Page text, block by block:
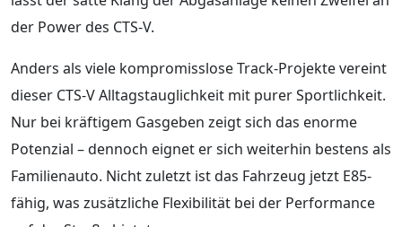
der Power des CTS-V.
Anders als viele kompromisslose Track-Projekte vereint
dieser CTS-V Alltagstauglichkeit mit purer Sportlichkeit.
Nur bei kräftigem Gasgeben zeigt sich das enorme
Potenzial – dennoch eignet er sich weiterhin bestens als
Familienauto. Nicht zuletzt ist das Fahrzeug jetzt E85-
fähig, was zusätzliche Flexibilität bei der Performance